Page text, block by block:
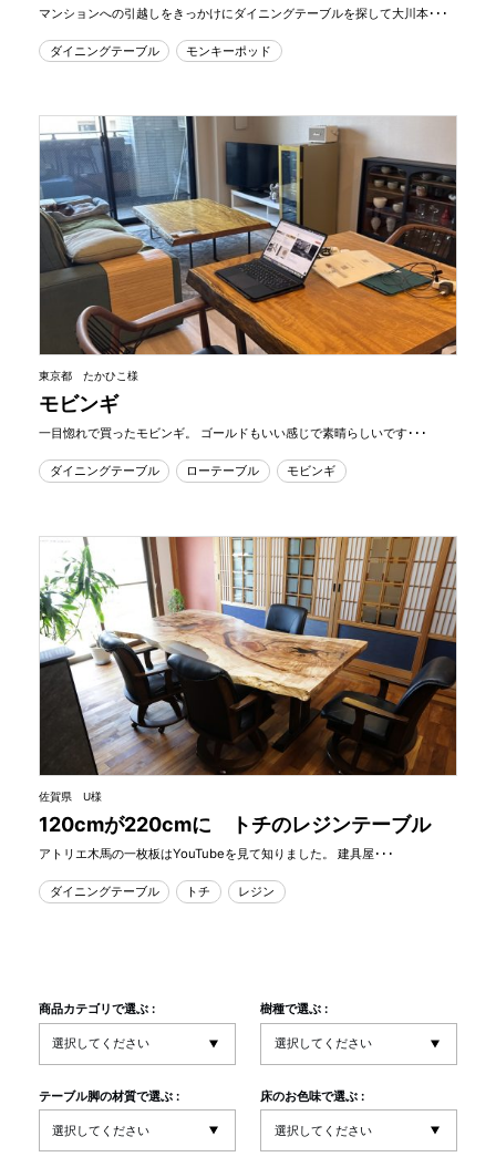
マンションへの引越しをきっかけにダイニングテーブルを探して大川本･･･
ダイニングテーブル モンキーポッド
東京都 たかひこ様
モビンギ
一目惚れで買ったモビンギ。 ゴールドもいい感じで素晴らしいです･･･
ダイニングテーブル ローテーブル モビンギ
佐賀県 U様
120cmが220cmに トチのレジンテーブル
アトリエ木馬の一枚板はYouTubeを見て知りました。 建具屋･･･
ダイニングテーブル トチ レジン
商品カテゴリで選ぶ : 樹種で選ぶ :
テーブル脚の材質で選ぶ : 床のお色味で選ぶ :